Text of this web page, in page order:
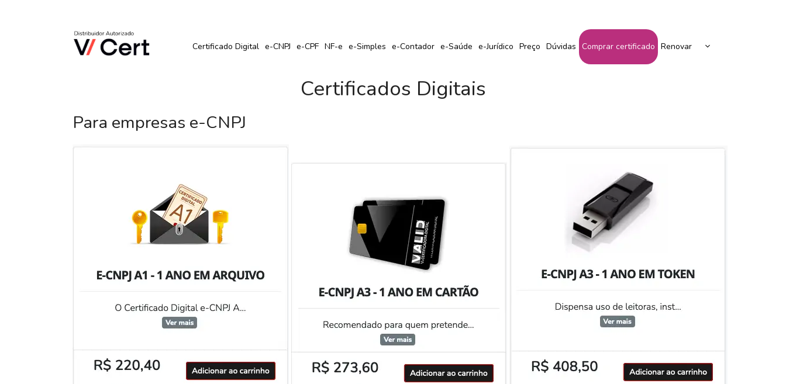
Certificado Digital e-CNPJ e-CPF NF-e e-Simples e-Contador e-Saúde e-Jurídico Preço Dúvidas Comprar certificado Renovar
Certificados Digitais
Para empresas e-CNPJ